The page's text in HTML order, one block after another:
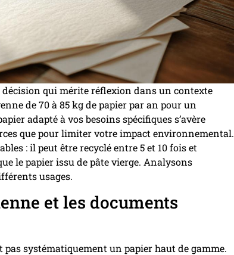
qui mérite réflexion dans un contexte
de 70 à 85 kg de papier par an pour un
adapté à vos besoins spécifiques s’avère
que pour limiter votre impact environnemental.
: il peut être recyclé entre 5 et 10 fois et
le papier issu de pâte vierge. Analysons
usages.
et les documents
systématiquement un papier haut de gamme.